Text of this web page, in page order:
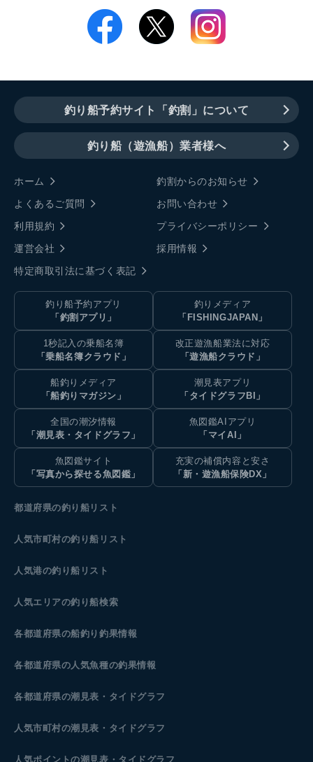
釣り船予約サイト「釣割」について
釣り船（遊漁船）業者様へ
ホーム
釣割からのお知らせ
よくあるご質問
お問い合わせ
利用規約
プライバシーポリシー
運営会社
採用情報
特定商取引法に基づく表記
釣り船予約アプリ
「釣割アプリ」
釣りメディア
「FISHINGJAPAN」
1秒記入の乗船名簿
「乗船名簿クラウド」
改正遊漁船業法に対応
「遊漁船クラウド」
船釣りメディア
「船釣りマガジン」
潮見表アプリ
「タイドグラフBI」
全国の潮汐情報
「潮見表・タイドグラフ」
魚図鑑AIアプリ
「マイAI」
魚図鑑サイト
「写真から探せる魚図鑑」
充実の補償内容と安さ
「新・遊漁船保険DX」
都道府県の釣り船リスト
人気市町村の釣り船リスト
人気港の釣り船リスト
人気エリアの釣り船検索
各都道府県の船釣り釣果情報
各都道府県の人気魚種の釣果情報
各都道府県の潮見表 ・タイドグラフ
人気市町村の潮見表・タイドグラフ
人気ポイントの潮見表・タイドグラフ